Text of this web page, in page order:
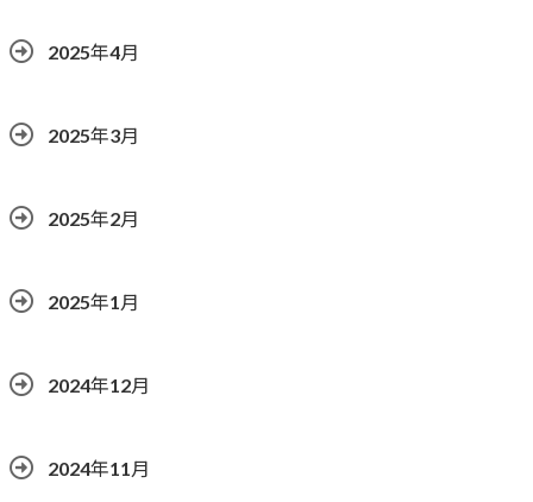
2025年4月
2025年3月
2025年2月
2025年1月
2024年12月
2024年11月